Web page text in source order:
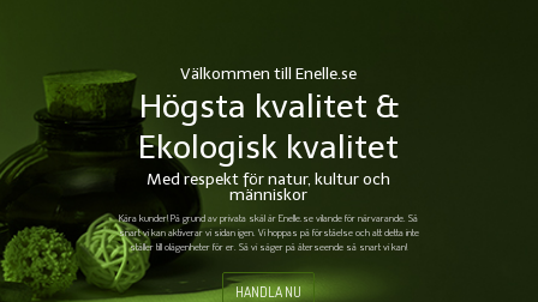
Välkommen till Enelle.se
Högsta kvalitet &
Ekologisk kvalitet
Med respekt för natur, kultur och
människor
Kära kunder! På grund av privata skäl är Enelle.se vilande för närvarande. Så
snart vi kan aktiverar vi sidan igen. Vi hoppas på förståelse och att detta inte
ställer till olägenheter för er. Så vi säger på återseende så snart vi kan!
HANDLA NU